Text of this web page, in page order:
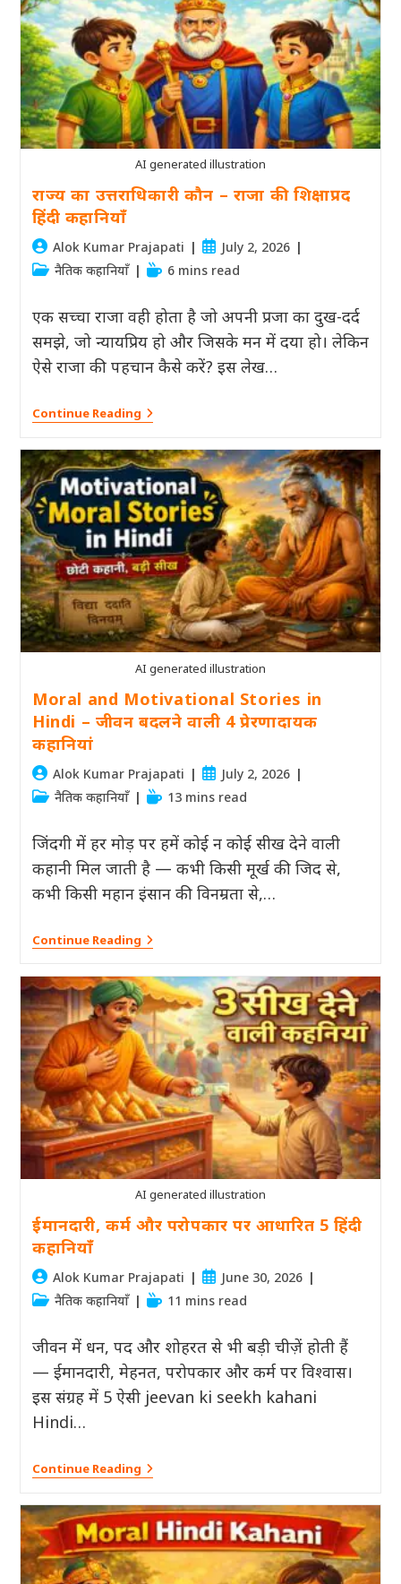
की
कहानियाँ
–
जो
सिखाएं
असली
शासन
का
अर्थ
AI generated illustration
राज्य का उत्तराधिकारी कौन – राजा की शिक्षाप्रद
हिंदी कहानियाँ
Post
author:
Alok Kumar Prajapati
Post
published:
July 2, 2026
Postनैतिक कहानियाँ
Reading6 mins read
एक सच्चा राजा वही होता है जो अपनी प्रजा का दुख-दर्द
समझे, जो न्यायप्रिय हो और जिसके मन में दया हो। लेकिन
ऐसे राजा की पहचान कैसे करें? इस लेख…
Continue Readingराज्य
का
कौन
–
राजा
की
शिक्षाप्रद
हिंदी
कहानियाँ
AI generated illustration
Moral and Motivational Stories in
Hindi – जीवन बदलने वाली 4 प्रेरणादायक
कहानियां
Post
author:
Alok Kumar Prajapati
Post
published:
July 2, 2026
Postनैतिक कहानियाँ
Reading13 mins read
जिंदगी में हर मोड़ पर हमें कोई न कोई सीख देने वाली
कहानी मिल जाती है — कभी किसी मूर्ख की जिद से,
कभी किसी महान इंसान की विनम्रता से,…
Continue ReadingMoral
And
Stories
In
Hindi
–
जीवन
बदलने
वाली
4
प्रेरणादायक
कहानियां
AI generated illustration
ईमानदारी, कर्म और परोपकार पर आधारित 5 हिंदी
कहानियाँ
Post
author:
Alok Kumar Prajapati
Post
published:
June 30, 2026
Postनैतिक कहानियाँ
Reading11 mins read
जीवन में धन, पद और शोहरत से भी बड़ी चीज़ें होती हैं
— ईमानदारी, मेहनत, परोपकार और कर्म पर विश्वास।
इस संग्रह में 5 ऐसी jeevan ki seekh kahani
Hindi…
Continue Readingईमानदारी,
कर्म
परोपकार
पर
आधारित
5
हिंदी